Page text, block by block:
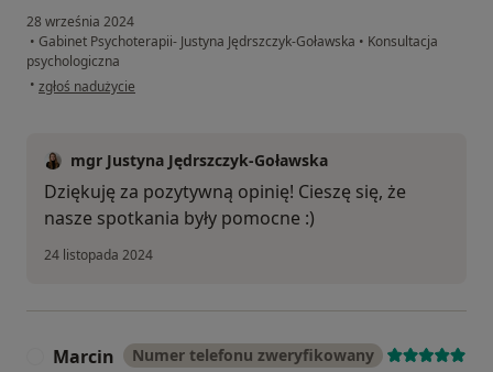
28 września 2024
• Gabinet Psychoterapii- Justyna Jędrszczyk-Goławska • Konsultacja
psychologiczna
• w opinii użytkownika Klaudia K.
zgłoś nadużycie
mgr Justyna Jędrszczyk-Goławska
Dziękuję za pozytywną opinię! Cieszę się, że
nasze spotkania były pomocne :)
24 listopada 2024
Marcin Numer telefonu zweryfikowany